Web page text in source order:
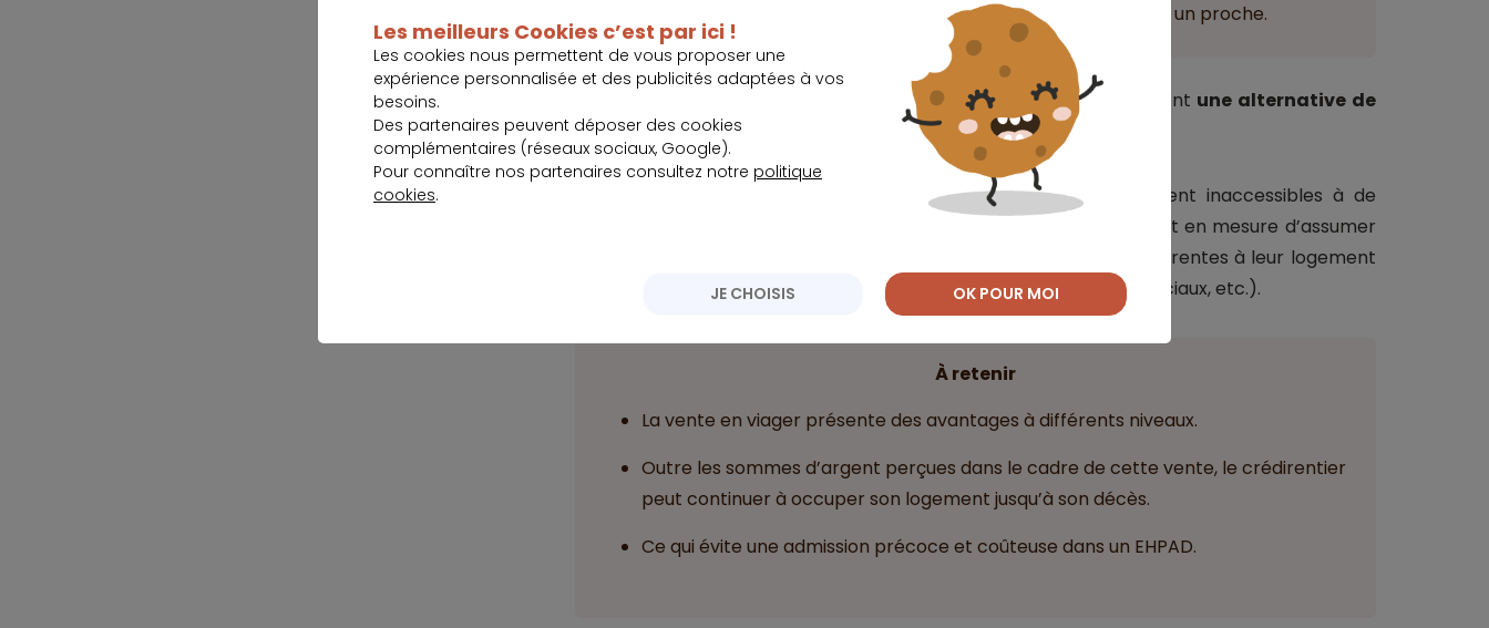
régulière pour faire face à vos dépenses, financer un projet, aider un proche.
Pour les séniors en perte d’autonomie, le viager constitue également une alternative de
choix aux maisons de repos.
Avec un coût moyen de 2 892 euros par mois, les EHPAD restent inaccessibles à de
nombreux retraités. Or, avec les rentes perçues du viager, ils seront en mesure d’assumer
seuls les dépenses courantes ainsi que les différentes charges inhérentes à leur logement
(taxes foncières, travaux de mises aux normes, aménagements spéciaux, etc.).
À retenir
La vente en viager présente des avantages à différents niveaux.
Outre les sommes d’argent perçues dans le cadre de cette vente, le crédirentier
peut continuer à occuper son logement jusqu’à son décès.
Ce qui évite une admission précoce et coûteuse dans un EHPAD.
Les meilleurs Cookies c’est par ici !
Les cookies nous permettent de vous proposer une
expérience personnalisée et des publicités adaptées à vos
besoins.
Des partenaires peuvent déposer des cookies
complémentaires (réseaux sociaux, Google).
Pour connaître nos partenaires consultez notre politique
cookies.
JE CHOISIS OK POUR MOI